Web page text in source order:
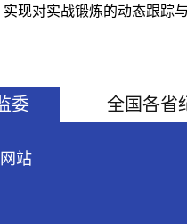
实现对实战锻炼的动态跟踪
委 全国各省
站